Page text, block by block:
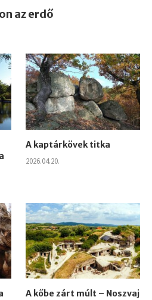
az erdő
A kaptárkövek titka
2026.04.20.
A kőbe zárt múlt – Noszvaj